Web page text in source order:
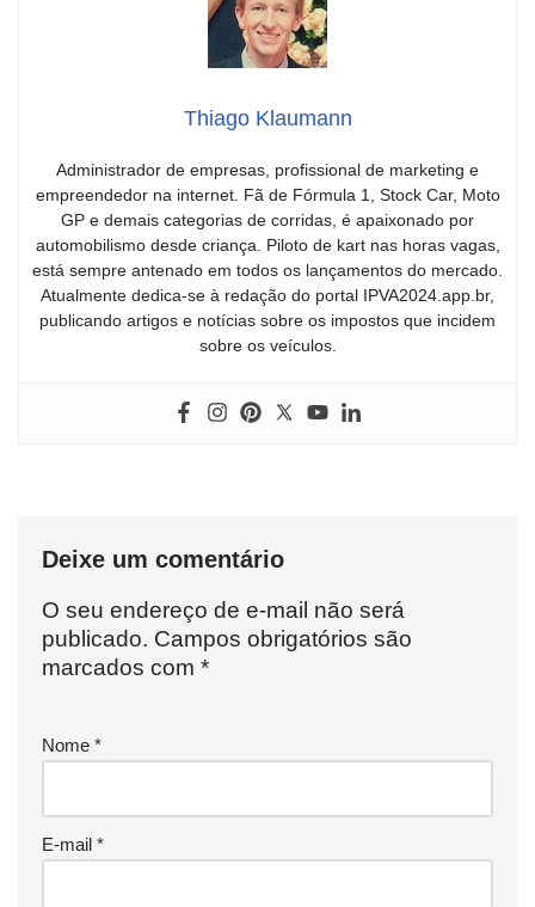
Thiago Klaumann
Administrador de empresas, profissional de marketing e
empreendedor na internet. Fã de Fórmula 1, Stock Car, Moto
GP e demais categorias de corridas, é apaixonado por
automobilismo desde criança. Piloto de kart nas horas vagas,
está sempre antenado em todos os lançamentos do mercado.
Atualmente dedica-se à redação do portal IPVA2024.app.br,
publicando artigos e notícias sobre os impostos que incidem
sobre os veículos.
Deixe um comentário
O seu endereço de e-mail não será
publicado. Campos obrigatórios são
marcados com *
Nome *
E-mail *